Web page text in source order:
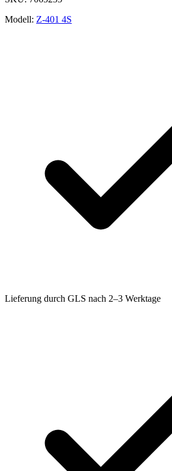
Modell: Z-401 4S
Lieferung durch GLS nach 2–3 Werktage